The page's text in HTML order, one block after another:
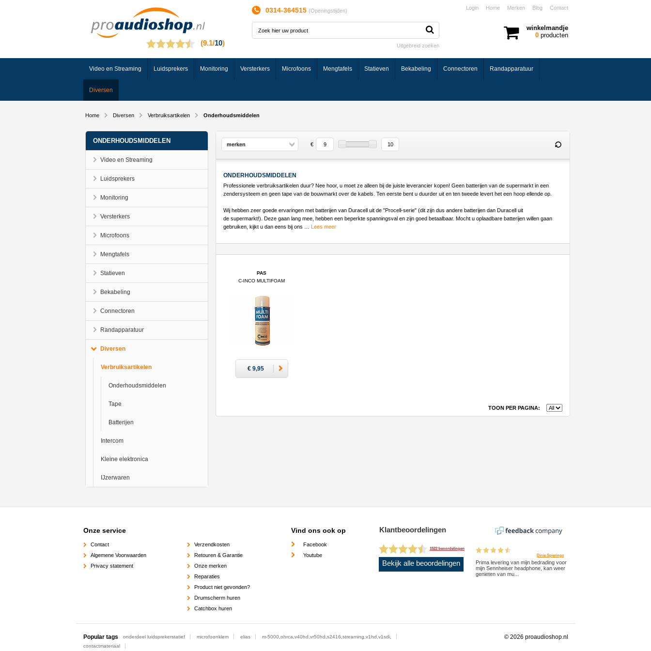
Login Home Merken Blog Contact
winkelmandje
0producten
0314-364515 (Openingstijden)
Uitgebreid zoeken
Video en Streaming Luidsprekers Monitoring Versterkers Microfoons Mengtafels Statieven Bekabeling Connectoren Randapparatuur
Diversen
Home Diversen Verbruiksartikelen Onderhoudsmiddelen
ONDERHOUDSMIDDELEN
Video en Streaming
Luidsprekers
Monitoring
Versterkers
Microfoons
Mengtafels
Statieven
Bekabeling
Connectoren
Randapparatuur
Diversen
Verbruiksartikelen
Onderhoudsmiddelen
Tape
Batterijen
Intercom
Kleine elektronica
IJzerwaren
merken €
ONDERHOUDSMIDDELEN
Professionele verbruiksartikelen duur? Nee hoor, u moet ze alleen bij de juiste leverancier kopen! Geen batterijen van de supermarkt in een
zendersysteem en geen tape van de bouwmarkt over de kabels. Ten eerste bent u duurder uit en ten tweede levert het een hoop ellende op.
Wij hebben zeer goede ervaringen met batterijen van Duracell uit de "Procell-serie" (dit zijn dus andere batterijen dan Duracell uit
de supermarkt!). Deze gaan lang mee, hebben een beperkte spanningsval en zijn goed betaalbaar. Mocht u oplaadbare batterijen willen gaan
gebruiken, kijkt u dan eens bij ons
Lees meer
PAS
C-INCO MULTIFOAM
€ 9,95
TOON PER PAGINA:
Onze service
Contact
Algemene Voorwaarden
Privacy statement
Verzendkosten
Retouren & Garantie
Onze merken
Reparaties
Product niet gevonden?
Drumscherm huren
Catchbox huren
Vind ons ook op
Facebook
Youtube
Klantbeoordelingen
1522 beoordelingen
Bekijk alle beoordelingen
Dinie Spierings
Prima levering van mijn bedrading voor
mijn Sennheiser headphone, kan weer
genieten van mu...
Popular tags onderdeel luidsprekerstatief microfoonklem elias
m-5000,ohrca,v40hd,vr50hd,s2416,streaming,v1hd,v1sdi,
contactmateriaal
© 2026 proaudioshop.nl